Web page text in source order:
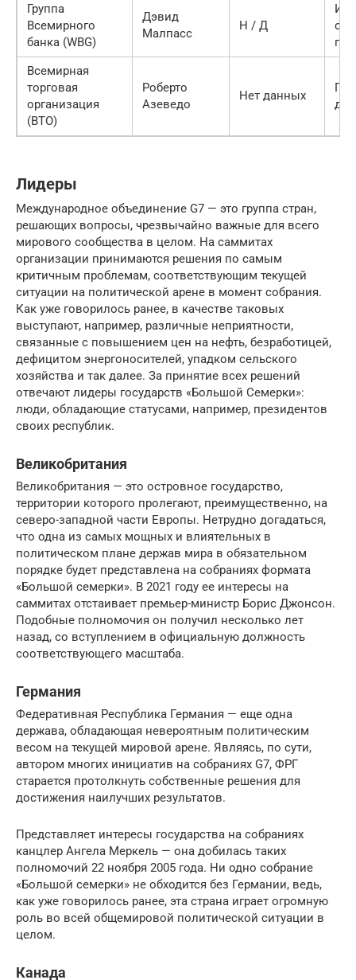
Группа
Всемирного
банка (WBG)
Дэвид
Малпасс
Н / Д
Всемирная
торговая
организация
(ВТО)
Роберто
Азеведо
Нет данных
Лидеры
Международное объединение G7 — это группа стран,
решающих вопросы, чрезвычайно важные для всего
мирового сообщества в целом. На саммитах
организации принимаются решения по самым
критичным проблемам, соответствующим текущей
ситуации на политической арене в момент собрания.
Как уже говорилось ранее, в качестве таковых
выступают, например, различные неприятности,
связанные с повышением цен на нефть, безработицей,
дефицитом энергоносителей, упадком сельского
хозяйства и так далее. За принятие всех решений
отвечают лидеры государств «Большой Семерки»:
люди, обладающие статусами, например, президентов
своих республик.
Великобритания
Великобритания — это островное государство,
территории которого пролегают, преимущественно, на
северо-западной части Европы. Нетрудно догадаться,
что одна из самых мощных и влиятельных в
политическом плане держав мира в обязательном
порядке будет представлена на собраниях формата
«Большой семерки». В 2021 году ее интересы на
саммитах отстаивает премьер-министр Борис Джонсон.
Подобные полномочия он получил несколько лет
назад, со вступлением в официальную должность
соответствующего масштаба.
Германия
Федеративная Республика Германия — еще одна
держава, обладающая невероятным политическим
весом на текущей мировой арене. Являясь, по сути,
автором многих инициатив на собраниях G7, ФРГ
старается протолкнуть собственные решения для
достижения наилучших результатов.
Представляет интересы государства на собраниях
канцлер Ангела Меркель — она добилась таких
полномочий 22 ноября 2005 года. Ни одно собрание
«Большой семерки» не обходится без Германии, ведь,
как уже говорилось ранее, эта страна играет огромную
роль во всей общемировой политической ситуации в
целом.
Канада